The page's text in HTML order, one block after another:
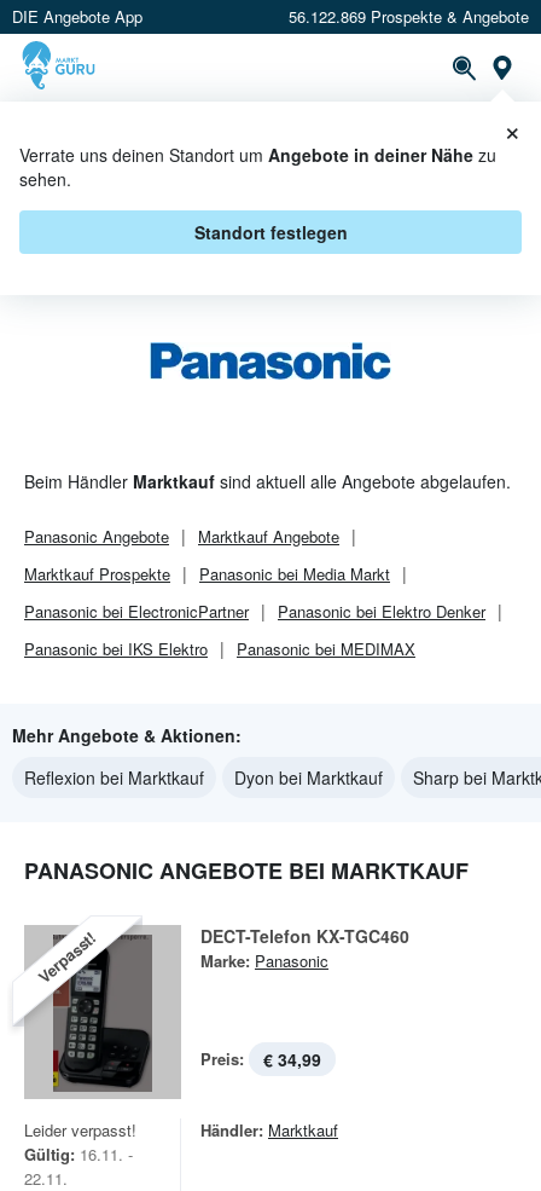
DIE Angebote App 56.122.869 Prospekte & Angebote
Verrate uns deinen Standort um Angebote in deiner Nähe zu
sehen.
Standort festlegen
×
PANASONIC BEI MARKTKAUF -
ANGEBOTE & AKTIONEN
Beim Händler Marktkauf sind aktuell alle Angebote abgelaufen.
Panasonic Angebote Marktkauf Angebote
Marktkauf Prospekte
Panasonic bei Media Markt
Panasonic bei ElectronicPartner
Panasonic bei Elektro Denker
Panasonic bei IKS Elektro
Panasonic bei MEDIMAX
Mehr Angebote & Aktionen:
Reflexion bei Marktkauf
Dyon bei Marktkauf Sharp bei
PANASONIC ANGEBOTE BEI MARKTKAUF
Verpasst! DECT-Telefon KX-TGC460
Marke: Panasonic
Preis: € 34,99
Leider verpasst!
Gültig: 16.11. -
22.11.
Händler: Marktkauf